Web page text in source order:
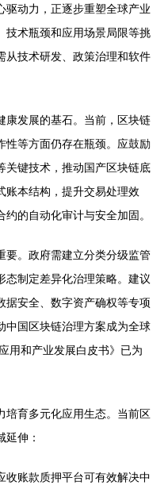
驱动力，正逐步重塑全球产业
技术瓶颈和应用场景局限等挑
从技术研发、政策治理和软件
康发展的基石。当前，区块链
性等方面仍存在瓶颈。应鼓励
关键技术，推动国产区块链底
账本结构，提升交易处理效
的自动化审计与安全加固。
要。政府需建立分类分级监管
态制定差异化治理策略。建议
据安全、数字资产确权等专项
中国区块链治理方案成为全球
用和产业发展白皮书》已为
培育多元化应用生态。当前区
伸：
收账款质押平台可有效解决中